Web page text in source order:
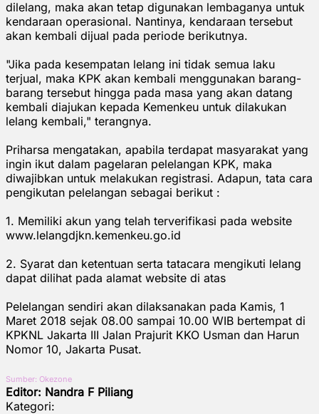
dilelang, maka akan tetap digunakan lembaganya untuk
kendaraan operasional‎. Nantinya, kendaraan tersebut
akan kembali dijual pada periode berikutnya.
"Jika pada kesempatan lelang ini tidak semua laku
terjual, maka KPK akan kembali menggunakan barang-
barang tersebut hingga pada masa yang akan datang
kembali diajukan kepada Kemenkeu untuk dilakukan
lelang kembali‎," terangnya.
‎Priharsa mengatakan, apabila terdapat masyarakat yang
ingin ikut dalam pagelaran pelelangan KPK, maka
diwajibkan untuk melakukan registrasi. Adapun, tata cara
pengikutan pelelangan sebagai berikut :
1. Memiliki akun yang telah terverifikasi pada website
www.lelangdjkn.kemenkeu.go.id
2. Syarat dan ketentuan serta tatacara mengikuti lelang
dapat dilihat pada alamat website di atas
Pelelangan sendiri akan dilaksanakan pada Kamis, 1
Maret 2018 sejak 08.00 sampai 10.00 WIB‎ bertempat di
KPKNL Jakarta III Jalan Prajurit KKO Usman dan Harun
Nomor 10, Jakarta Pusat‎.
Sumber: Okezone
Editor: Nandra F Piliang
Kategori: